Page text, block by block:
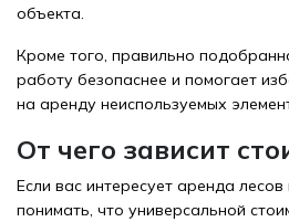
объекта.
Кроме того, правильно
работу безопаснее и помогает
на аренду неиспользуемых
От чего зависит
Если вас интересует аренда
понимать, что универсальной